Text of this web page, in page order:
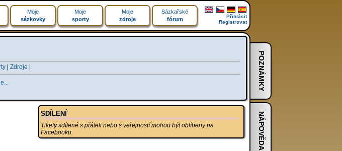
POZNÁMKY
NÁPOVĚDA
Přihlásit
Registrovat
Moje
sázkovky
Moje
sporty
Moje
zdroje
Sázkařské
fórum
Zdroje
SDÍLENÍ
Tikety sdílené s přáteli nebo s veřejností mohou být oblíbeny na
Facebooku.